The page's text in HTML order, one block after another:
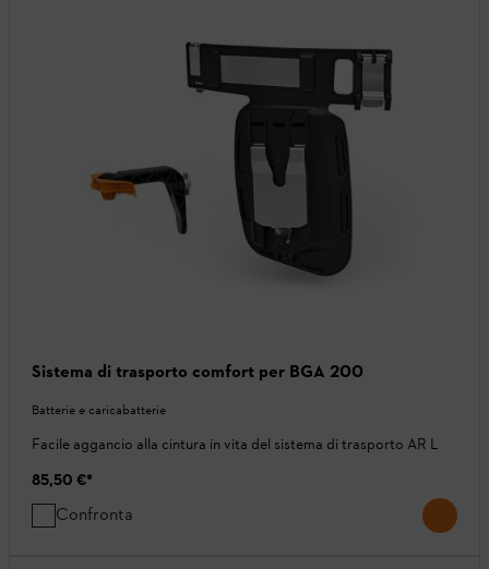
Sistema di trasporto comfort per BGA 200
Batterie e caricabatterie
Facile aggancio alla cintura in vita del sistema di trasporto AR L
85,50 €*
Confronta